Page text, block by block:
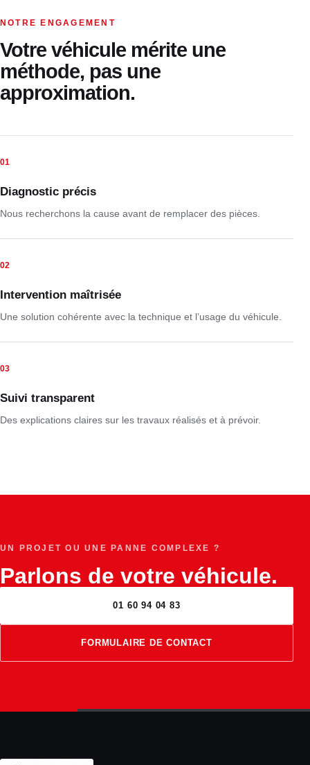
NOTRE ENGAGEMENT
Votre véhicule mérite une
méthode, pas une
approximation.
01
Diagnostic précis
Nous recherchons la cause avant de remplacer des pièces.
02
Intervention maîtrisée
Une solution cohérente avec la technique et l’usage du véhicule.
03
Suivi transparent
Des explications claires sur les travaux réalisés et à prévoir.
UN PROJET OU UNE PANNE COMPLEXE ?
Parlons de votre véhicule.
01 60 94 04 83
FORMULAIRE DE CONTACT